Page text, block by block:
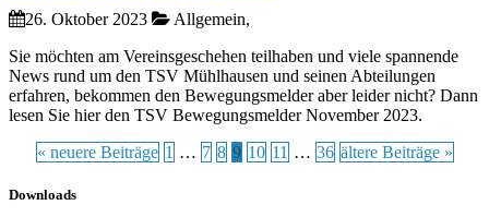
26. Oktober 2023
Allgemein,
Sie möchten am Vereinsgeschehen teilhaben und viele spannende
News rund um den TSV Mühlhausen und seinen Abteilungen
erfahren, bekommen den Bewegungsmelder aber leider nicht? Dann
lesen Sie hier den TSV Bewegungsmelder November 2023.
« neuere Beiträge 1 … 7 8 9 10 11 … 36 ältere Beiträge »
Downloads